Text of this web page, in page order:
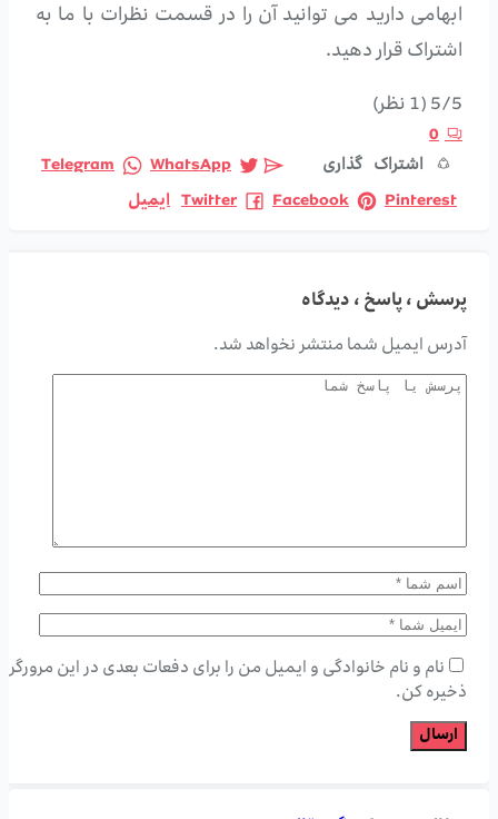
ابهامی دارید می توانید آن را در قسمت نظرات با ما به
اشتراک قرار دهید.
5/5(1 نظر)
0
اشتراک گذاری
Telegram
WhatsApp
Twitter
Facebook Pinterest ایمیل
پرسش ، پاسخ ، دیدگاه
آدرس ایمیل شما منتشر نخواهد شد.
نام و نام خانوادگی و ایمیل من را برای دفعات بعدی در این مرورگر
ذخیره کن.